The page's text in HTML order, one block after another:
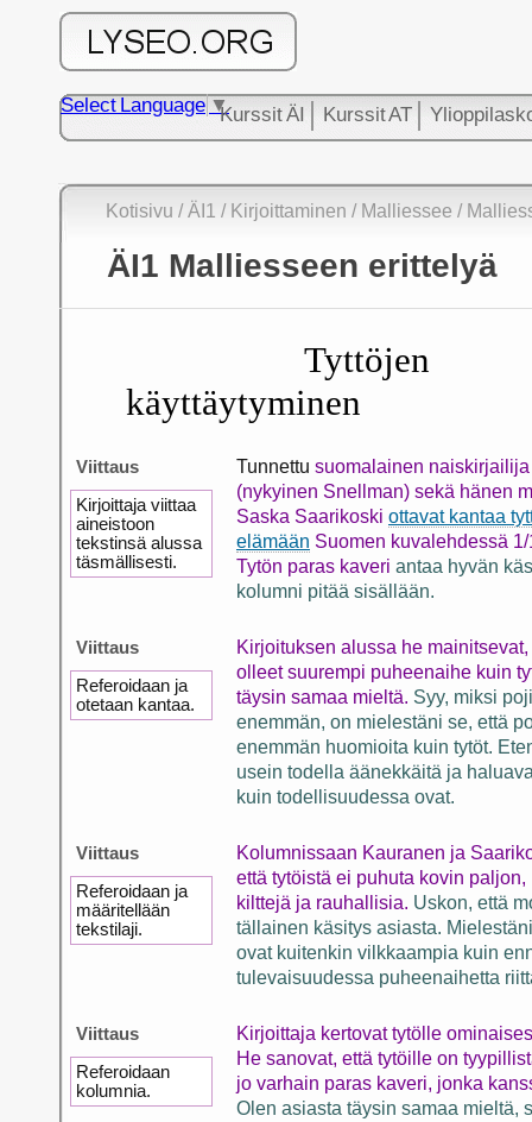
Kurssit ÄI Kurssit AT
Select Language ▼
Kotisivu / ÄI1 / Kirjoittaminen / Malliessee /
ÄI1 Malliesseen erittelyä
Tyttöjen
käyttäytyminen
Viittaus
Kirjoittaja viittaa
aineistoon
tekstinsä alussa
täsmällisesti.
Tunnettu suomalainen
(nykyinen Snellman) sekä hänen
Saska Saarikoski ottavat kantaa
elämään Suomen kuvalehdessä
Tytön paras kaveri antaa hyvän
kolumni pitää sisällään.
Viittaus
Referoidaan ja
otetaan kantaa.
Kirjoituksen alussa he
olleet suurempi puheenaihe kuin
täysin samaa mieltä. Syy, miksi
enemmän, on mielestäni se, että
enemmän huomioita kuin tytöt.
usein todella äänekkäitä ja
kuin todellisuudessa ovat.
Viittaus
Referoidaan ja
määritellään
tekstilaji.
Kolumnissaan Kauranen ja
että tytöistä ei puhuta kovin
kilttejä ja rauhallisia. Uskon, että
tällainen käsitys asiasta.
ovat kuitenkin vilkkaampia kuin
tulevaisuudessa puheenaihetta
Viittaus
Referoidaan
kolumnia.
Kirjoittaja kertovat tytölle
He sanovat, että tytöille on
jo varhain paras kaveri, jonka
Olen asiasta täysin samaa mieltä,